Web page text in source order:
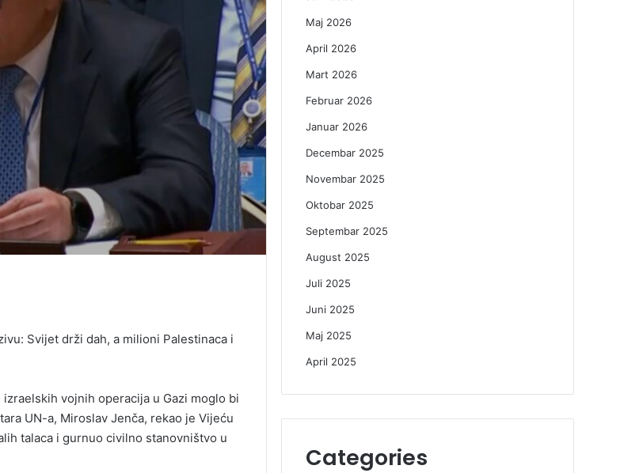
Svijet drži dah, a milioni Palestinaca i
vojnih operacija u Gazi moglo bi
UN-a, Miroslav Jenča, rekao je Vijeću
talaca i gurnuo civilno stanovništvo u
Maj 2026
April 2026
Mart 2026
Februar 2026
Januar 2026
Decembar 2025
Novembar 2025
Oktobar 2025
Septembar 2025
August 2025
Juli 2025
Juni 2025
Maj 2025
April 2025
Categories